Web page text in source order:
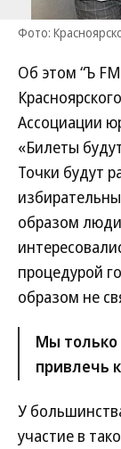
Фото:
Об этом “Ъ
Ассоциации
«Билеты
Точки будут
образом
процедурой
образом не
Мы только
привлечь
У
участие в